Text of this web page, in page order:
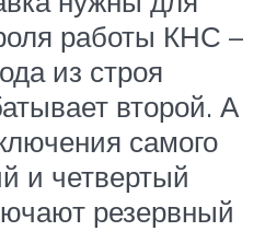
работы КНС –
из строя
второй. А
самого
и четвертый
резервный